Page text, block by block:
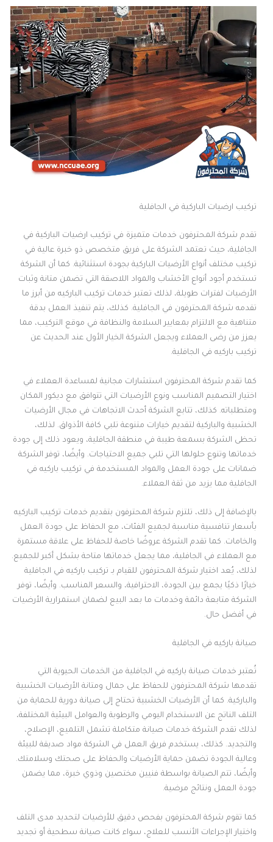
تركيب ارضيات الباركية في الجافلية
تقدم شركة المحترفون خدمات متميزة في تركيب ارضيات الباركية في
الجافلية، حيث تعتمد الشركة على فريق متخصص ذو خبرة عالية في
تركيب مختلف أنواع الأرضيات الباركية بجودة استثنائية. كما أن الشركة
تستخدم أجود أنواع الأخشاب والمواد اللاصقة التي تضمن متانة وثبات
الأرضيات لفترات طويلة، لذلك تعتبر خدمات تركيب الباركيه من أبرز ما
تقدمه شركة المحترفون في الجافلية. كذلك، يتم تنفيذ العمل بدقة
متناهية مع الالتزام بمعايير السلامة والنظافة في موقع التركيب، مما
يعزز من رضى العملاء ويجعل الشركة الخيار الأول عند الحديث عن
تركيب باركيه في الجافلية.
كما تقدم شركة المحترفون استشارات مجانية لمساعدة العملاء في
اختيار التصميم المناسب ونوع الأرضيات التي تتوافق مع ديكور المكان
ومتطلباته. كذلك، تتابع الشركة أحدث الاتجاهات في مجال الأرضيات
الخشبية والباركية لتقديم خيارات متنوعة تلبي كافة الأذواق. لذلك،
تحظى الشركة بسمعة طيبة في منطقة الجافلية، ويعود ذلك إلى جودة
خدماتها وتنوع حلولها التي تلبي جميع الاحتياجات. وأيضًا، توفر الشركة
ضمانات على جودة العمل والمواد المستخدمة في تركيب باركيه في
الجافلية مما يزيد من ثقة العملاء.
بالإضافة إلى ذلك، تلتزم شركة المحترفون بتقديم خدمات تركيب الباركيه
بأسعار تنافسية مناسبة لجميع الفئات، مع الحفاظ على جودة العمل
والخامات. كما تقدم الشركة عروضًا خاصة للحفاظ على علاقة مستمرة
مع العملاء في الجافلية، مما يجعل خدماتها متاحة بشكل أكبر للجميع.
لذلك، يُعد اختيار شركة المحترفون للقيام بـ تركيب باركيه في الجافلية
خيارًا ذكيًا يجمع بين الجودة، الاحترافية، والسعر المناسب. وأيضًا، توفر
الشركة متابعة دائمة وخدمات ما بعد البيع لضمان استمرارية الأرضيات
في أفضل حال.
صيانة باركيه في الجافلية
تُعتبر خدمات صيانة باركيه في الجافلية من الخدمات الحيوية التي
تقدمها شركة المحترفون للحفاظ على جمال ومتانة الأرضيات الخشبية
والباركية. كما أن الأرضيات الخشبية تحتاج إلى صيانة دورية للحماية من
التلف الناتج عن الاستخدام اليومي والرطوبة والعوامل البيئية المختلفة،
لذلك تقدم الشركة خدمات صيانة متكاملة تشمل التلميع، الإصلاح،
والتجديد. كذلك، يستخدم فريق العمل في الشركة مواد صديقة للبيئة
وعالية الجودة تضمن حماية الأرضيات والحفاظ على صحتك وسلامتك.
وأيضًا، تتم الصيانة بواسطة فنيين مختصين وذوي خبرة، مما يضمن
جودة العمل ونتائج مرضية.
كما تقوم شركة المحترفون بفحص دقيق للأرضيات لتحديد مدى التلف
واختيار الإجراءات الأنسب للعلاج، سواء كانت صيانة سطحية أو تجديد